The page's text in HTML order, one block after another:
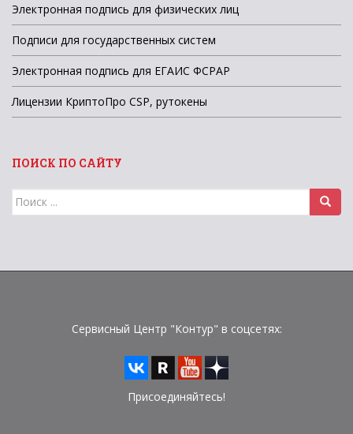
Электронная подпись для физических лиц
Подписи для государственных систем
Электронная подпись для ЕГАИС ФСРАР
Лицензии КриптоПро CSP, рутокены
ПОИСК ПО САЙТУ
Поиск
для:
Сервисный Центр "Контур" в соцсетях:
Присоединяйтесь!